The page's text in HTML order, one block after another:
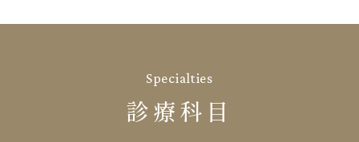
Specialties
診療科目